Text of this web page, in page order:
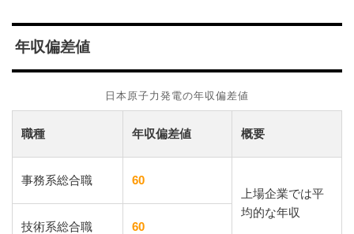
年収偏差値
日本原子力発電の年収偏差値
職種 年収偏差値 概要
事務系総合職
60
上場企業では平
均的な年収
技術系総合職
60